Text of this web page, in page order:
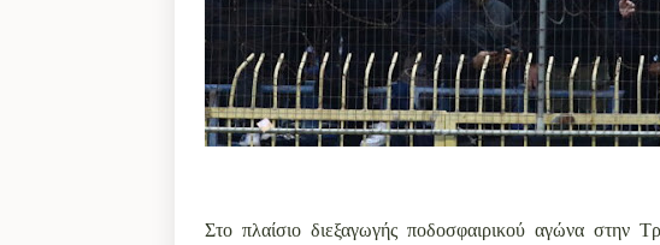
Στο πλαίσιο διεξαγωγής ποδοσφαιρικού αγώνα στην